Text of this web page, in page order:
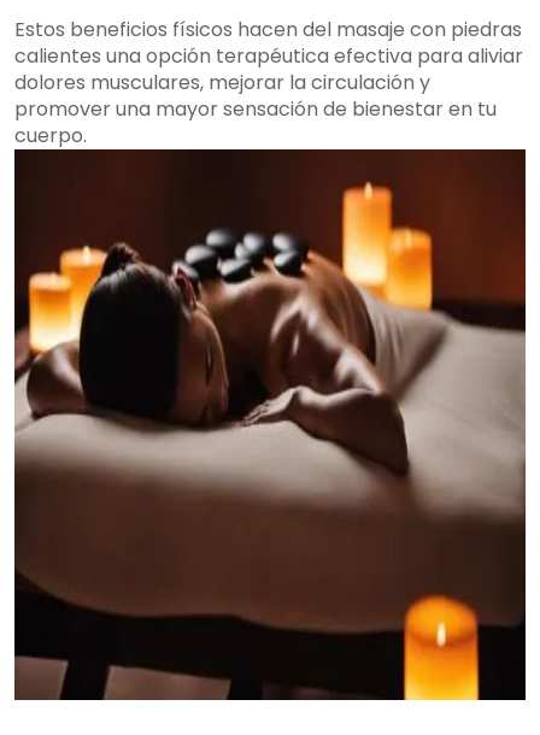
Estos beneficios físicos hacen del masaje con piedras
calientes una opción terapéutica efectiva para aliviar
dolores musculares, mejorar la circulación y
promover una mayor sensación de bienestar en tu
cuerpo.